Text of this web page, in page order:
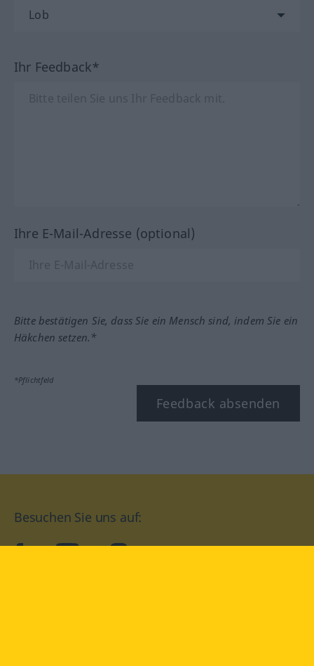
Ihr Feedback*
Ihre E-Mail-Adresse (optional)
Bitte bestätigen Sie, dass Sie ein Mensch sind, indem Sie ein
Häkchen setzen.*
*Pflichtfeld
Feedback absenden
Besuchen Sie uns auf: